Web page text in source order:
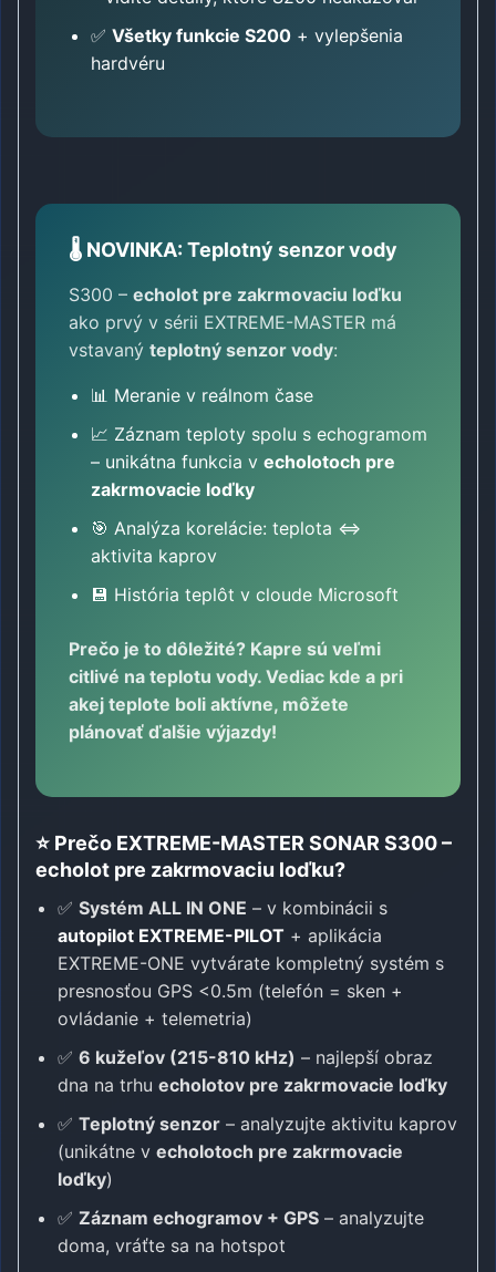
✅ Všetky funkcie S200 + vylepšenia
hardvéru
🌡️ NOVINKA: Teplotný senzor vody
S300 – echolot pre zakrmovaciu loďku
ako prvý v sérii EXTREME-MASTER má
vstavaný teplotný senzor vody:
📊 Meranie v reálnom čase
📈 Záznam teploty spolu s echogramom
– unikátna funkcia v echolotoch pre
zakrmovacie loďky
🎯 Analýza korelácie: teplota ⇔
aktivita kaprov
💾 História teplôt v cloude Microsoft
Prečo je to dôležité? Kapre sú veľmi
citlivé na teplotu vody. Vediac kde a pri
akej teplote boli aktívne, môžete
plánovať ďalšie výjazdy!
⭐ Prečo EXTREME-MASTER SONAR S300 –
echolot pre zakrmovaciu loďku?
✅ Systém ALL IN ONE – v kombinácii s
autopilot EXTREME-PILOT + aplikácia
EXTREME-ONE vytvárate kompletný systém s
presnosťou GPS <0.5m (telefón = sken +
ovládanie + telemetria)
✅ 6 kužeľov (215-810 kHz) – najlepší obraz
dna na trhu echolotov pre zakrmovacie loďky
✅ Teplotný senzor – analyzujte aktivitu kaprov
(unikátne v echolotoch pre zakrmovacie
loďky)
✅ Záznam echogramov + GPS – analyzujte
doma, vráťte sa na hotspot